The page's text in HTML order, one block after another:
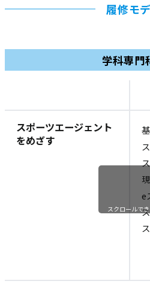
履修モ
学科専門
スポーツエージェント
をめざす
e
スクロールで